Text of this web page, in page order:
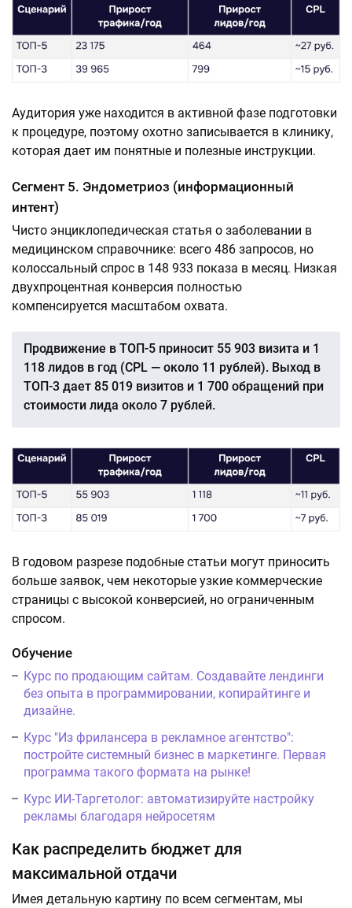
Аудитория уже находится в активной фазе подготовки
к процедуре, поэтому охотно записывается в клинику,
которая дает им понятные и полезные инструкции.
Сегмент 5. Эндометриоз (информационный
интент)
Чисто энциклопедическая статья о заболевании в
медицинском справочнике: всего 486 запросов, но
колоссальный спрос в 148 933 показа в месяц. Низкая
двухпроцентная конверсия полностью
компенсируется масштабом охвата.
Продвижение в ТОП-5 приносит 55 903 визита и 1
118 лидов в год (CPL — около 11 рублей). Выход в
ТОП-3 дает 85 019 визитов и 1 700 обращений при
стоимости лида около 7 рублей.
В годовом разрезе подобные статьи могут приносить
больше заявок, чем некоторые узкие коммерческие
страницы с высокой конверсией, но ограниченным
спросом.
Обучение
Курс по продающим сайтам. Создавайте лендинги
без опыта в программировании, копирайтинге и
дизайне.
Курс "Из фрилансера в рекламное агентство":
постройте системный бизнес в маркетинге. Первая
программа такого формата на рынке!
Курс ИИ-Таргетолог: автоматизируйте настройку
рекламы благодаря нейросетям
Как распределить бюджет для
максимальной отдачи
Имея детальную картину по всем сегментам, мы